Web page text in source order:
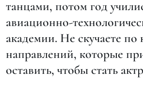
танцами, потом год
авиационно-
академии. Не скучаете по
направлений, которые
оставить, чтобы стать